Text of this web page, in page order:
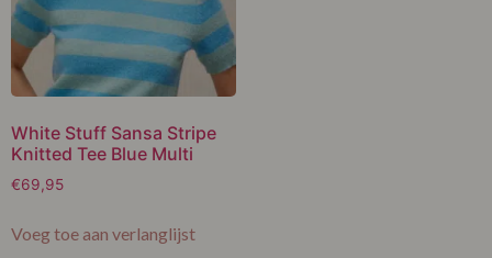
White Stuff Sansa Stripe
Knitted Tee Blue Multi
€69,95
Voeg toe aan verlanglijst